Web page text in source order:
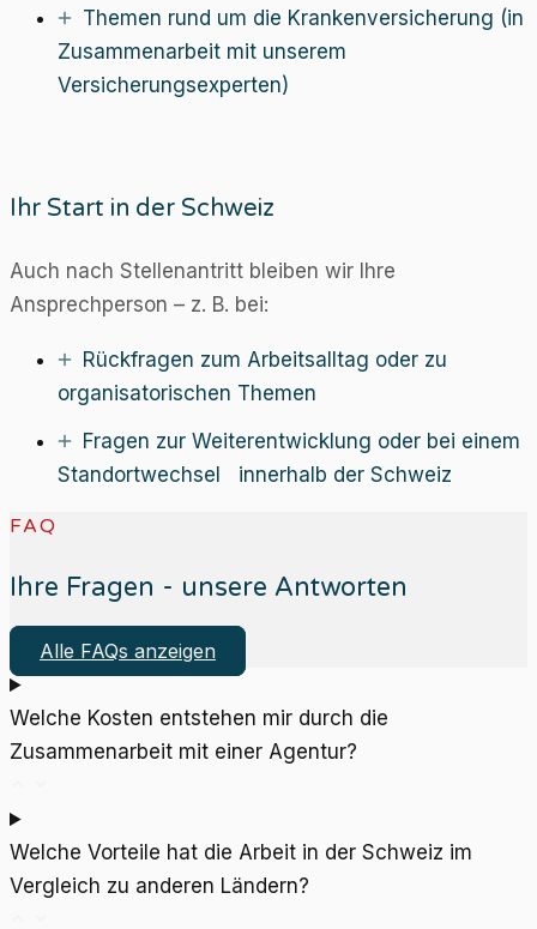
Themen rund um die Krankenversicherung (in
Zusammenarbeit mit unserem
Versicherungsexperten)
Ihr Start in der Schweiz
Auch nach Stellenantritt bleiben wir Ihre
Ansprechperson – z. B. bei:
Rückfragen zum Arbeitsalltag oder zu
organisatorischen Themen
Fragen zur Weiterentwicklung oder bei einem
Standortwechsel innerhalb der Schweiz
FAQ
Ihre Fragen - unsere Antworten
Alle FAQs anzeigen
Welche Kosten entstehen mir durch die
Zusammenarbeit mit einer Agentur?
Welche Vorteile hat die Arbeit in der Schweiz im
Vergleich zu anderen Ländern?